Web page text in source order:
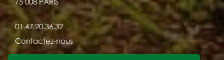
01.47.20.36.32
Contactez-nous